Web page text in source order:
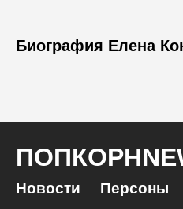
Биография Елена
Новости Персоны